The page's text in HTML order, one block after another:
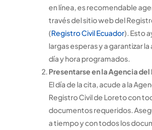
en línea, es recomendable
través del sitio web del
(Registro Civil Ecuador). Esto
largas esperas y a garantizar
día y hora programados.
Presentarse en la Agencia
El día de la cita, acude a la
Registro Civil de Loreto con
documentos requeridos.
a tiempo y con todos los